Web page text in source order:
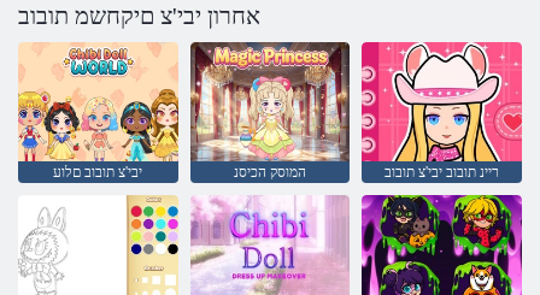
אחרון יבי'צ םיקחשמ תובוב
יבי'צ תובוב םלוע המוסק הכיסנ ריינ תובוב יבי'צ תובוב